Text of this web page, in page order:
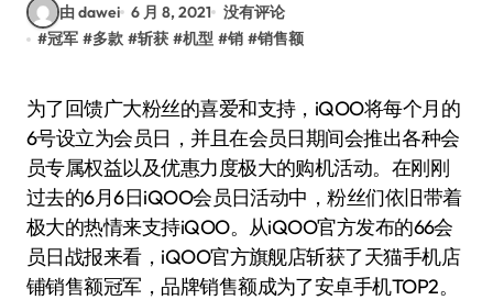
由 dawei 6 月 8, 2021 没有评论
#冠军 #多款 #斩获 #机型 #销 #销售额
为了回馈广大粉丝的喜爱和支持，iQOO将每个月的
6号设立为会员日，并且在会员日期间会推出各种会
员专属权益以及优惠力度极大的购机活动。在刚刚
过去的6月6日iQOO会员日活动中，粉丝们依旧带着
极大的热情来支持iQOO。从iQOO官方发布的66会
员日战报来看，iQOO官方旗舰店斩获了天猫手机店
铺销售额冠军，品牌销售额成为了安卓手机TOP2。